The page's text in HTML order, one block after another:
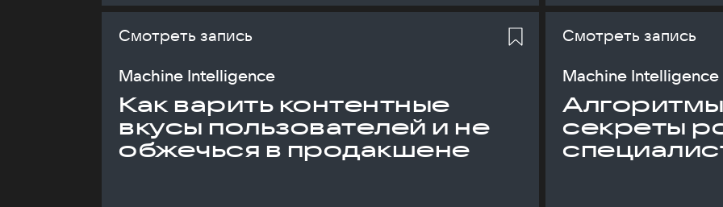
Смотреть запись
Machine Intelligence
Как варить контентные
вкусы пользователей и не
обжечься в продакшене
Смотреть запись
Machine Intelligence
секреты